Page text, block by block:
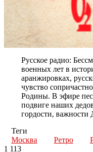
Русское радио:
военных лет в
аранжировках,
чувство
Родины. В эфире
подвиге наших
гордости, важности
Теги
Москва
Ретро
1 113